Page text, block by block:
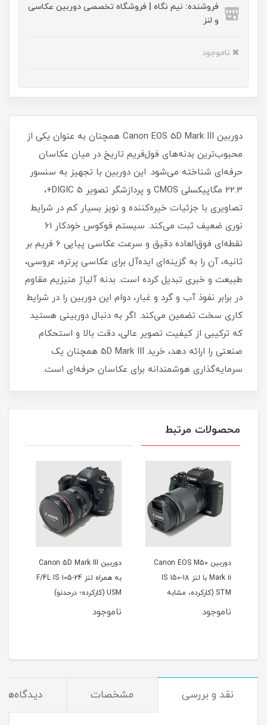
فروشنده: نیم نگاه | فروشگاه تخصصی دوربین عکاسی
و لنز
ناموجود
دوربین Canon EOS 5D Mark III همچنان به عنوان یکی از
محبوب‌ترین بدنه‌های فول‌فریم تاریخ در میان عکاسان
حرفه‌ای شناخته می‌شود. این دوربین با تجهیز به سنسور
22.3 مگاپیکسلی CMOS و پردازشگر تصویر DIGIC 5+،
تصاویری با جزئیات خیره‌کننده و نویز بسیار کم در شرایط
نوری ضعیف ثبت می‌کند. سیستم فوکوس خودکار 61
نقطه‌ای فوق‌العاده دقیق و سرعت عکاسی پیاپی 6 فریم بر
ثانیه، آن را به گزینه‌ای ایده‌آل برای عکاسی پرتره، عروسی،
طبیعت و خبری تبدیل کرده است. بدنه آلیاژ منیزیم مقاوم
در برابر نفوذ آب و گرد و غبار، دوام این دوربین را در شرایط
کاری سخت تضمین می‌کند. اگر به دنبال دوربینی هستید
که ترکیبی از کیفیت تصویر عالی، دقت بالا و استحکام
صنعتی را ارائه دهد، خرید 5D Mark III همچنان یک
سرمایه‌گذاری هوشمندانه برای عکاسان حرفه‌ای است.
محصولات مرتبط
دوربین Canon 5D Mark III
USM (کارکرده؛ درحدنو)
ناموجود
18-135 IS STM (کارکرده؛
درحدنو)
ناموجود
نقد و بررسی مشخصات دیدگاه‌ها